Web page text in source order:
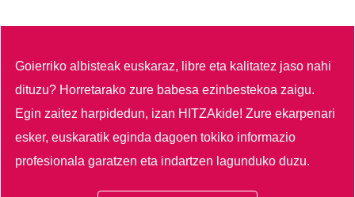
Goierriko albisteak euskaraz, libre eta kalitatez jaso nahi
dituzu? Horretarako zure babesa ezinbestekoa zaigu.
Egin zaitez harpidedun, izan HITZAkide!Zure ekarpenari
esker, euskaratik eginda dagoen tokiko informazio
profesionala garatzen eta indartzen lagunduko duzu.